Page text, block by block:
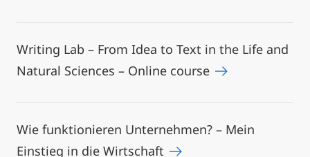
Writing Lab – From Idea to Text in the Life and
Natural Sciences – Online course
Wie funktionieren Unternehmen? – Mein
Einstieg in die Wirtschaft